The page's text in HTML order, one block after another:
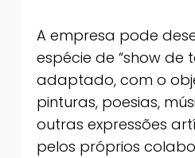
A empresa pode
espécie de “show de
adaptado, com o
pinturas, poesias,
outras expressões
pelos próprios